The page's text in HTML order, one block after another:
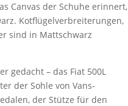
Canvas der Schuhe erinnert,
Kotflügelverbreiterungen,
sind in Mattschwarz
gedacht – das Fiat 500L
der Sohle von Vans-
der Stütze für den